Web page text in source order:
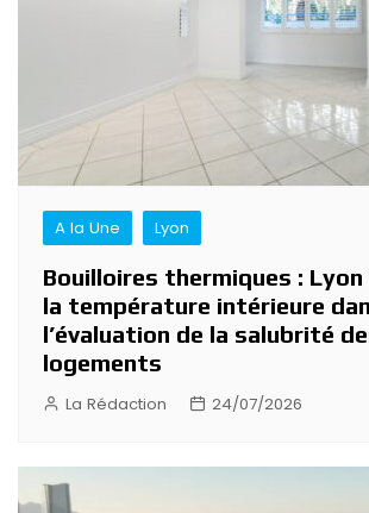
A la Une Lyon
Bouilloires thermiques :
la température intérieure
l’évaluation de la salubrité
logements
La Rédaction 24/07/2026